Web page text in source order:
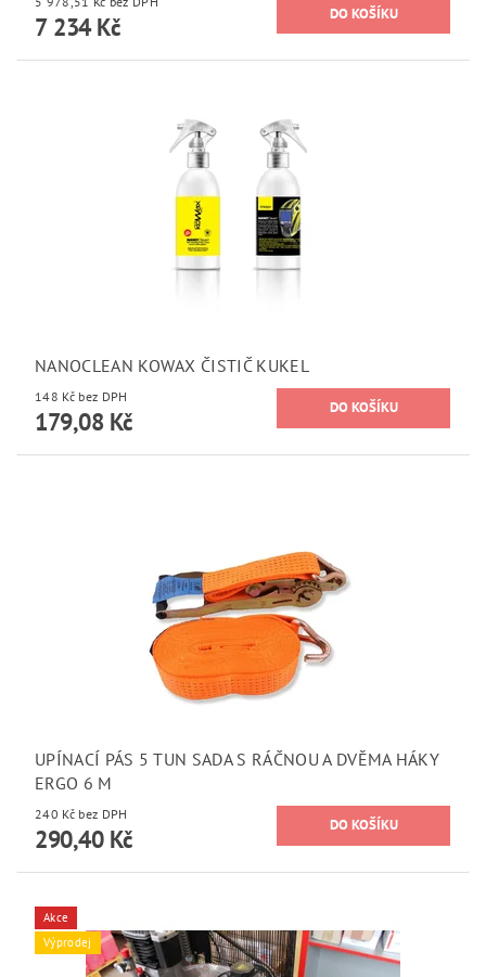
7 234 Kč
NANOCLEAN KOWAX ČISTIČ KUKEL
148 Kč bez DPH
179,08 Kč
UPÍNACÍ PÁS 5 TUN SADA S RÁČNOU A DVĚMA HÁKY
ERGO 6 M
240 Kč bez DPH
290,40 Kč
Akce
Výprodej